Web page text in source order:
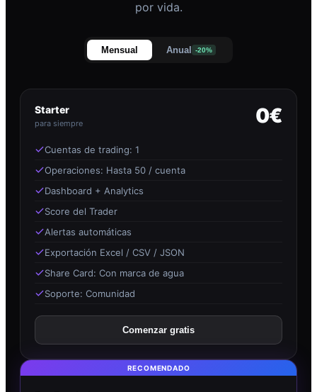
por vida.
Mensual Anual -20%
Starter
para siempre 0€
Cuentas de trading: 1
Operaciones: Hasta 50 / cuenta
Dashboard + Analytics
Score del Trader
Alertas automáticas
Exportación Excel / CSV / JSON
Share Card: Con marca de agua
Soporte: Comunidad
Comenzar gratis
RECOMENDADO